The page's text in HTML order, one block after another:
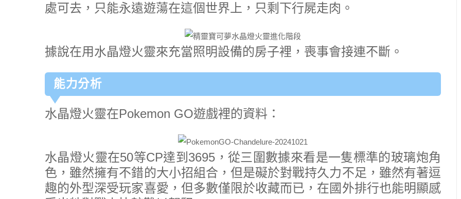
處可去，只能永遠遊蕩在這個世界上，只剩下行屍走肉。
據說在用水晶燈火靈來充當照明設備的房子裡，喪事會接連不斷。
能力分析
水晶燈火靈在Pokemon GO遊戲裡的資料：
水晶燈火靈在50等CP達到3695，從三圍數據來看是一隻標準的玻璃炮角
色，雖然擁有不錯的大小招組合，但是礙於對戰持久力不足，雖然有著逗
趣的外型深受玩家喜愛，但多數僅限於收藏而已，在國外排行也能明顯感